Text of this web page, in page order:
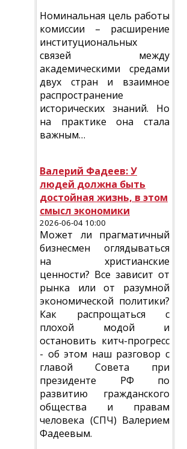
Номинальная цель работы
комиссии – расширение
институциональных
связей между
академическими средами
двух стран и взаимное
распространение
исторических знаний. Но
на практике она стала
важным…
Валерий Фадеев: У
людей должна быть
достойная жизнь, в этом
смысл экономики
2026-06-04 10:00
Может ли прагматичный
бизнесмен оглядываться
на христианские
ценности? Все зависит от
рынка или от разумной
экономической политики?
Как распрощаться с
плохой модой и
остановить китч-прогресс
- об этом наш разговор с
главой Совета при
президенте РФ по
развитию гражданского
общества и правам
человека (СПЧ) Валерием
Фадеевым.